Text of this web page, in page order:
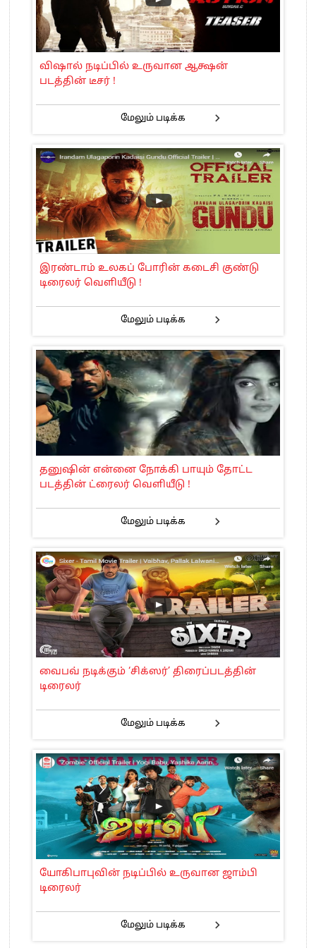
விஷால் நடிப்பில் உருவான ஆக்ஷன்
படத்தின் டீசர் !
மேலும் படிக்க
இரண்டாம் உலகப் போரின் கடைசி குண்டு
டிரைலர் வெளியீடு !
மேலும் படிக்க
தனுஷின் என்னை நோக்கி பாயும் தோட்ட
படத்தின் ட்ரைலர் வெளியீடு !
மேலும் படிக்க
வைபவ் நடிக்கும் ‘சிக்ஸர்’ திரைப்படத்தின்
டிரைலர்
மேலும் படிக்க
யோகிபாபுவின் நடிப்பில் உருவான ஜாம்பி
டிரைலர்
மேலும் படிக்க